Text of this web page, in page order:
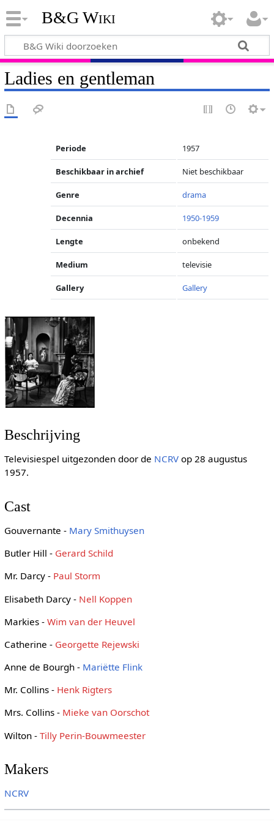
B&G Wiki
Ladies en gentleman
Periode 1957
Beschikbaar in archief Niet beschikbaar
Genre drama
Decennia 1950-1959
Lengte onbekend
Medium televisie
Gallery Gallery
Beschrijving
Televisiespel uitgezonden door de NCRVop 28 augustus
1957.
Cast
Gouvernante - Mary Smithuysen
Butler Hill - Gerard Schild
Mr. Darcy - Paul Storm
Elisabeth Darcy - Nell Koppen
Markies - Wim van der Heuvel
Catherine - Georgette Rejewski
Anne de Bourgh - Mariëtte Flink
Mr. Collins - Henk Rigters
Mrs. Collins - Mieke van Oorschot
Wilton - Tilly Perin-Bouwmeester
Makers
NCRV